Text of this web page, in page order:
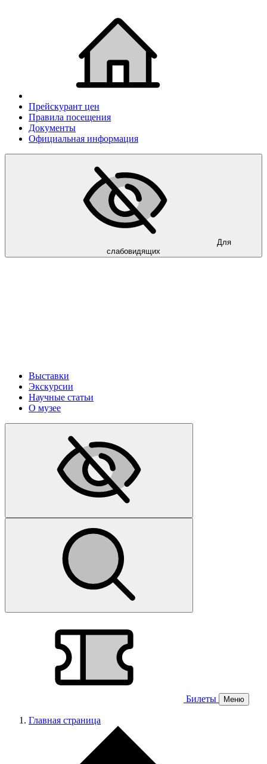
Прейскурант цен
Правила посещения
Документы
Официальная информация
Для
слабовидящих
Выставки
Экскурсии
Научные статьи
О музее
Билеты Меню
Главная страница